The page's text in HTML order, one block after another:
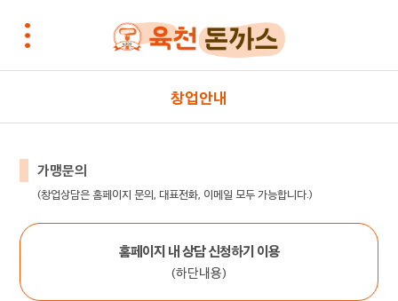
창업안내
가맹문의
(창업상담은 홈페이지 문의, 대표전화, 이메일 모두 가능합니다.)
홈페이지 내 상담 신청하기 이용
(하단내용)